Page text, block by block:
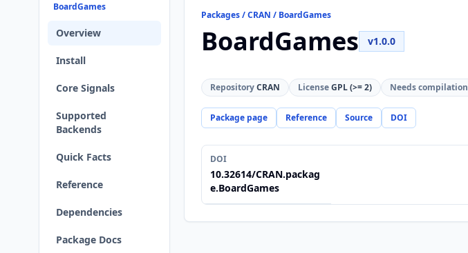
BoardGames
Overview
Install
Core Signals
Supported
Backends
Quick Facts
Reference
Dependencies
Package Docs
Packages / CRAN / BoardGames
BoardGames v1.0.0
RepositoryCRAN LicenseGPL (>= 2) Needs compilation
Package page Reference Source DOI
DOI
10.32614/CRAN.packag
e.BoardGames